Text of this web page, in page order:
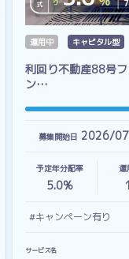
運用中 キャピタル型
利回り不動産88号
ン…
募集開始日 2026/
予定年分配率
5.0%
運
1
#キャンペーン有り
サービス名